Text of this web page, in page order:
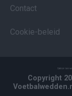
Contact
Cookie-beleid
Copyright